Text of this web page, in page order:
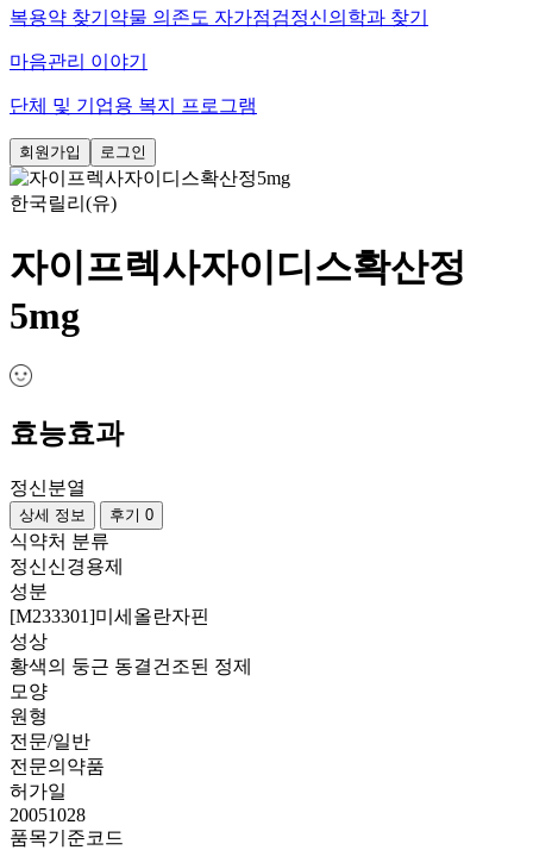
복용약 찾기 약물 의존도 자가점검정신의학과 찾기
마음관리 이야기
단체 및 기업용 복지 프로그램
회원가입 로그인
한국릴리(유)
자이프렉사자이디스확산정
5mg
효능효과
정신분열
상세 정보 후기 0
식약처 분류
정신신경용제
성분
[M233301]미세올란자핀
성상
황색의 둥근 동결건조된 정제
모양
원형
전문/일반
전문의약품
허가일
20051028
품목기준코드